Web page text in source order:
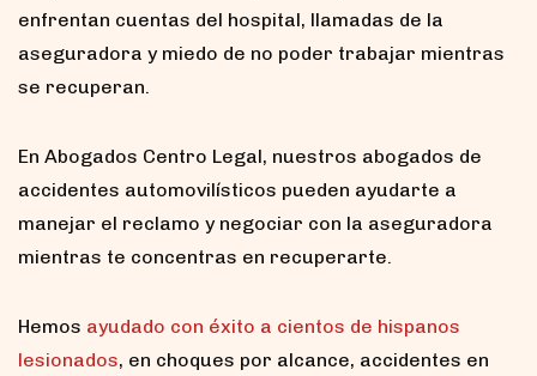
enfrentan cuentas del hospital, llamadas de la
aseguradora y miedo de no poder trabajar mientras
se recuperan.
En Abogados Centro Legal, nuestros abogados de
accidentes automovilísticos pueden ayudarte a
manejar el reclamo y negociar con la aseguradora
mientras te concentras en recuperarte.
Hemos ayudado con éxito a cientos de hispanos
lesionados, en choques por alcance, accidentes en